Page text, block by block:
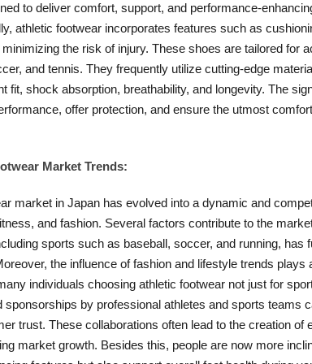
to deliver comfort, support, and performance-
athletic footwear incorporates features such as
the risk of injury. These shoes are tailored for
and tennis. They frequently utilize cutting-edge
fit, shock absorption, breathability, and longevity. The
offer protection, and ensure the utmost
Market Trends:
market in Japan has evolved into a dynamic and
and fashion. Several factors contribute to the
sports such as baseball, soccer, and running, has
the influence of fashion and lifestyle trends
individuals choosing athletic footwear not just for
sponsorships by professional athletes and sports teams
trust. These collaborations often lead to the creation
market growth. Besides this, people are now more